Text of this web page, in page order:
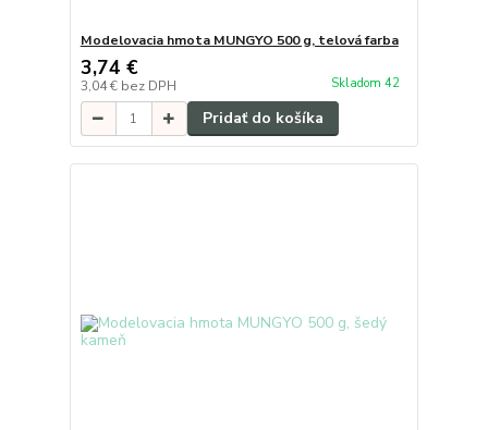
Modelovacia hmota MUNGYO 500 g, telová farba
3,74 €
3,04 € bez DPH Skladom 42
Pridať do košíka